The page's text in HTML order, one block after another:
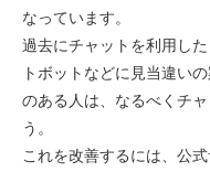
なっています。
過去にチャットを利用し
トボットなどに見当違い
のある人は、なるべくチ
う。
これを改善するには、公